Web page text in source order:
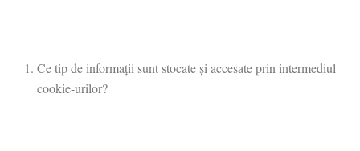
Ce tip de informații sunt stocate și accesate prin intermediul
cookie-urilor?